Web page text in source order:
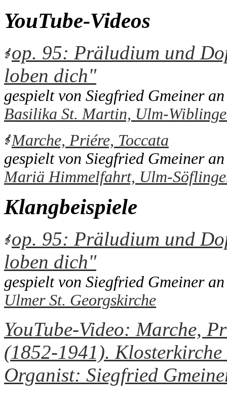
YouTube-Videos
op. 95: Präludium und
loben dich"
gespielt von Siegfried Gmeiner
Basilika St. Martin, Ulm-
Marche, Priére, Toccata
gespielt von Siegfried Gmeiner
Mariä Himmelfahrt, Ulm-
Klangbeispiele
op. 95: Präludium und
loben dich"
gespielt von Siegfried Gmeiner
Ulmer St. Georgskirche
YouTube-Video: Marche,
(1852-1941).
Organist: Siegfried